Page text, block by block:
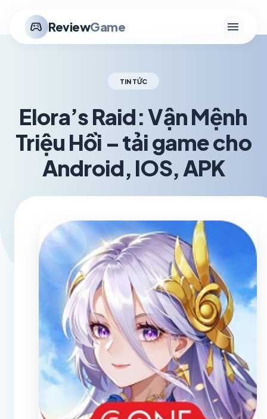
stadia_controller ReviewGame menu
TIN TỨC
Elora’s Raid: Vận Mệnh
Triệu Hồi – tải game cho
Android, IOS, APK